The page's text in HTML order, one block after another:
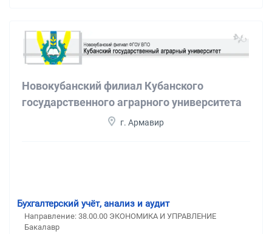
Новокубанский филиал Кубанского
государственного аграрного университета
г. Армавир
Бухгалтерский учёт, анализ и аудит
Направление: 38.00.00 ЭКОНОМИКА И УПРАВЛЕНИЕ
Бакалавр